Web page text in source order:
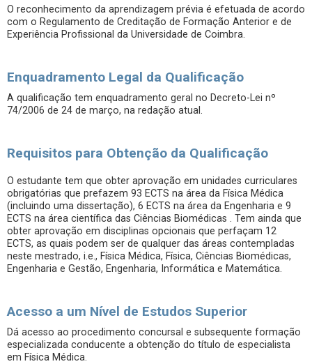
O reconhecimento da aprendizagem prévia é efetuada de acordo
com o Regulamento de Creditação de Formação Anterior e de
Experiência Profissional da Universidade de Coimbra.
Enquadramento Legal da Qualificação
A qualificação tem enquadramento geral no Decreto-Lei nº
74/2006 de 24 de março, na redação atual.
Requisitos para Obtenção da Qualificação
O estudante tem que obter aprovação em unidades curriculares
obrigatórias que prefazem 93 ECTS na área da Física Médica
(incluindo uma dissertação), 6 ECTS na área da Engenharia e 9
ECTS na área científica das Ciências Biomédicas . Tem ainda que
obter aprovação em disciplinas opcionais que perfaçam 12
ECTS, as quais podem ser de qualquer das áreas contempladas
neste mestrado, i.e., Física Médica, Física, Ciências Biomédicas,
Engenharia e Gestão, Engenharia, Informática e Matemática.
Acesso a um Nível de Estudos Superior
Dá acesso ao procedimento concursal e subsequente formação
especializada conducente a obtenção do título de especialista
em Física Médica.